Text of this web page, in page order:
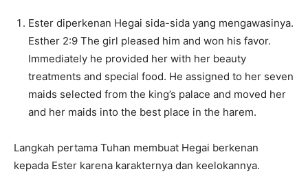
Ester diperkenan Hegai sida-sida yang mengawasinya.
Esther 2:9 The girl pleased him and won his favor.
Immediately he provided her with her beauty
treatments and special food. He assigned to her seven
maids selected from the king’s palace and moved her
and her maids into the best place in the harem.
Langkah pertama Tuhan membuat Hegai berkenan
kepada Ester karena karakternya dan keelokannya.